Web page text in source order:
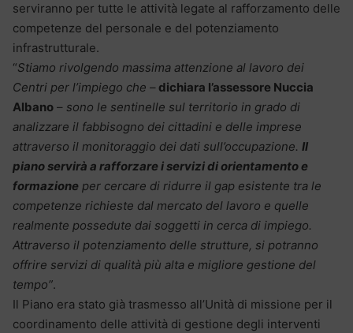
serviranno per tutte le attività legate al rafforzamento delle
competenze del personale e del potenziamento
infrastrutturale.
“Stiamo rivolgendo massima attenzione al lavoro dei
Centri per l’impiego che – dichiara l’assessore Nuccia
Albano – sono le sentinelle sul territorio in grado di
analizzare il fabbisogno dei cittadini e delle imprese
attraverso il monitoraggio dei dati sull’occupazione. Il
piano servirà a rafforzare i servizi di orientamento e
formazione per cercare di ridurre il gap esistente tra le
competenze richieste dal mercato del lavoro e quelle
realmente possedute dai soggetti in cerca di impiego.
Attraverso il potenziamento delle strutture, si potranno
offrire servizi di qualità più alta e migliore gestione del
tempo”.
Il Piano era stato già trasmesso all’Unità di missione per il
coordinamento delle attività di gestione degli interventi